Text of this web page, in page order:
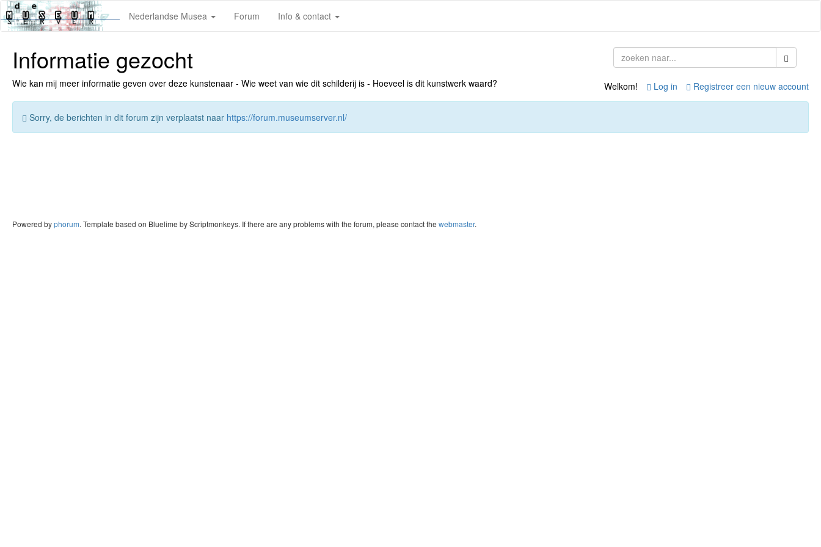
Nederlandse Musea Forum Info & contact
Welkom! Log in Registreer een nieuw account
Informatie gezocht
Wie kan mij meer informatie geven over deze kunstenaar - Wie weet van wie dit schilderij is - Hoeveel is dit kunstwerk waard?
Sorry, de berichten in dit forum zijn verplaatst naar https://forum.museumserver.nl/
Powered byphorum. Template based on Bluelime by Scriptmonkeys. If there are any problems with the forum, please contact the webmaster.